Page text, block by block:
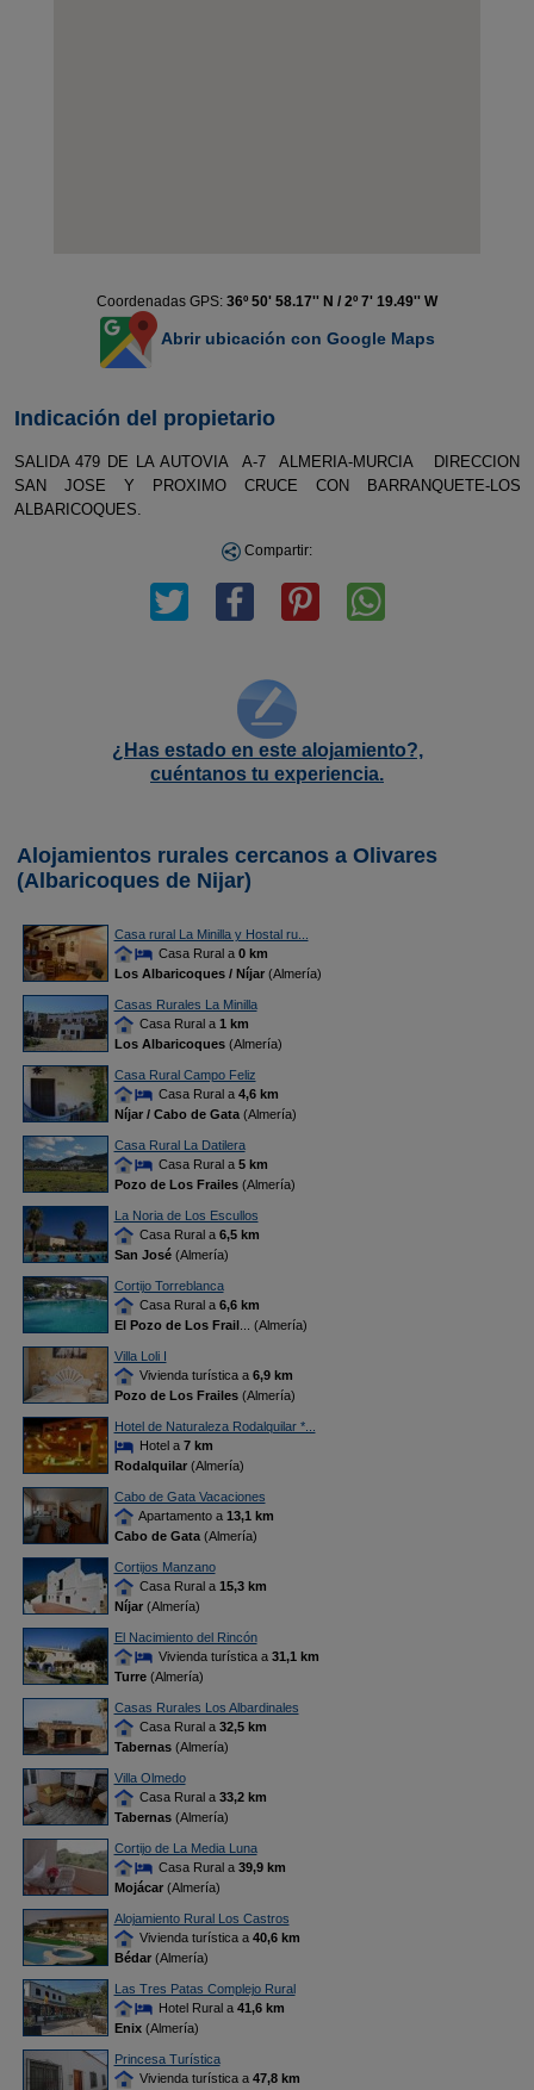
Coordenadas GPS: 36º 50' 58.17'' N / 2º 7' 19.49'' W
Abrir ubicación con Google Maps
Indicación del propietario
SALIDA 479 DE LA AUTOVIA A-7 ALMERIA-MURCIA DIRECCION
SAN JOSE Y PROXIMO CRUCE CON BARRANQUETE-LOS
ALBARICOQUES.
Compartir:
¿Has estado en este alojamiento?,
cuéntanos tu experiencia.
Alojamientos rurales cercanos a Olivares
(Albaricoques de Nijar)
Casa rural La Minilla y Hostal ru...
Casa Rural a 0 km
Los Albaricoques / Níjar(Almería)
Casas Rurales La Minilla
Casa Rural a 1 km
Los Albaricoques(Almería)
Casa Rural Campo Feliz
Casa Rural a 4,6 km
Níjar / Cabo de Gata(Almería)
Casa Rural La Datilera
Casa Rural a 5 km
Pozo de Los Frailes(Almería)
La Noria de Los Escullos
Casa Rural a 6,5 km
San José(Almería)
Cortijo Torreblanca
Casa Rural a 6,6 km
El Pozo de Los Frail... (Almería)
Villa Loli I
Vivienda turística a 6,9 km
Pozo de Los Frailes(Almería)
Hotel de Naturaleza Rodalquilar *...
Hotel a 7 km
Rodalquilar(Almería)
Cabo de Gata Vacaciones
Apartamento a 13,1 km
Cabo de Gata(Almería)
Cortijos Manzano
Casa Rural a 15,3 km
Níjar(Almería)
El Nacimiento del Rincón
Vivienda turística a 31,1 km
Turre(Almería)
Casas Rurales Los Albardinales
Casa Rural a 32,5 km
Tabernas(Almería)
Villa Olmedo
Casa Rural a 33,2 km
Tabernas(Almería)
Cortijo de La Media Luna
Casa Rural a 39,9 km
Mojácar(Almería)
Alojamiento Rural Los Castros
Vivienda turística a 40,6 km
Bédar(Almería)
Las Tres Patas Complejo Rural
Hotel Rural a 41,6 km
Enix(Almería)
Princesa Turística
Vivienda turística a 47,8 km